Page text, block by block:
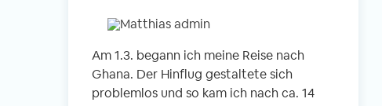
Am 1.3. begann ich meine Reise nach
Ghana. Der Hinflug gestaltete sich
problemlos und so kam ich nach ca. 14